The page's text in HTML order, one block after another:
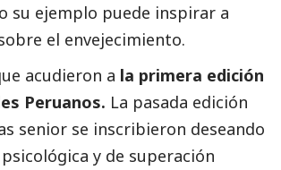
su ejemplo puede inspirar a
el envejecimiento.
acudieron a la primera edición
Peruanos. La pasada edición
senior se inscribieron deseando
y de superación